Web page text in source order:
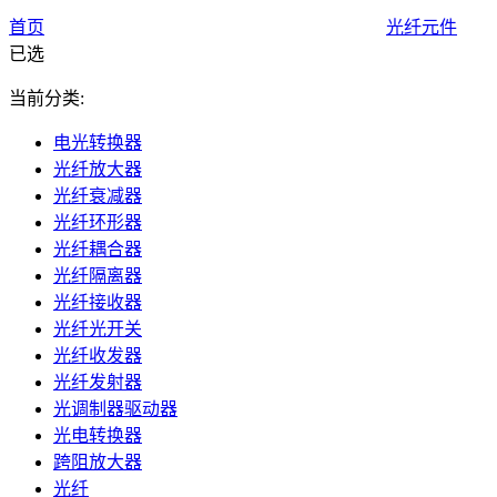
首页
光纤元件
已选
当前分类:
电光转换器
光纤放大器
光纤衰减器
光纤环形器
光纤耦合器
光纤隔离器
光纤接收器
光纤光开关
光纤收发器
光纤发射器
光调制器驱动器
光电转换器
跨阻放大器
光纤